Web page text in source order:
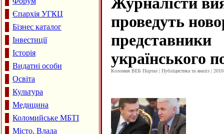
Єпархія УГКЦ
Бізнес каталог
Інвестиції
Історія
Видатні особи
Освіта
Культура
Медицина
Коломийське МБТІ
Місто. Влада
проведуть
представники
українського
Коломия ВЕБ Портал | Публіцистика та аналіз |